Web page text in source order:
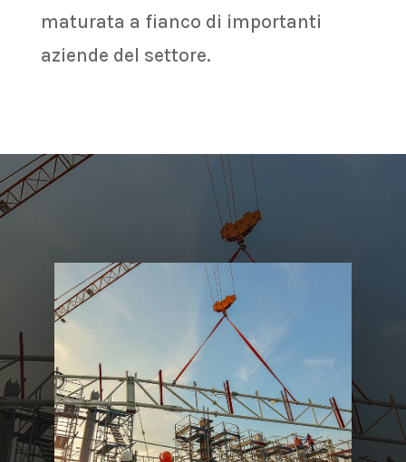
maturata a fianco di importanti
aziende del settore.